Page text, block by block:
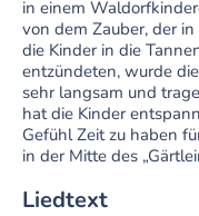
in einem
von dem Zauber, der
die Kinder in die
entzündeten, wurde
sehr langsam und
hat die Kinder
Gefühl Zeit zu haben
in der Mitte des
Liedtext